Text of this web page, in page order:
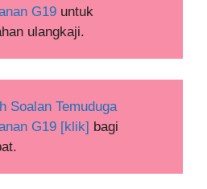
G19 untuk
ulangkaji.
Soalan Temuduga
G19 [klik] bagi